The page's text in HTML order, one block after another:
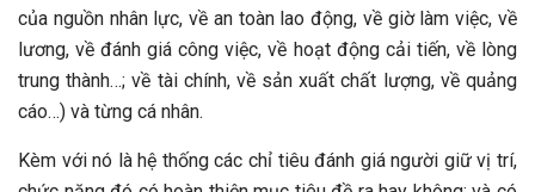
của nguồn nhân lực, về an toàn lao động, về giờ làm việc, về
lương, về đánh giá công việc, về hoạt động cải tiến, về lòng
trung thành…; về tài chính, về sản xuất chất lượng, về quảng
cáo…) và từng cá nhân.
Kèm với nó là hệ thống các chỉ tiêu đánh giá người giữ vị trí,